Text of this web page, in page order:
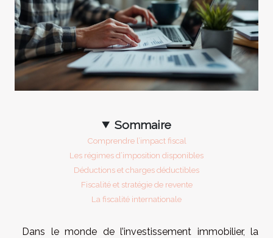
Sommaire
Comprendre l’impact fiscal
Les régimes d’imposition disponibles
Déductions et charges déductibles
Fiscalité et stratégie de revente
La fiscalité internationale
Dans le monde de l’investissement immobilier, la